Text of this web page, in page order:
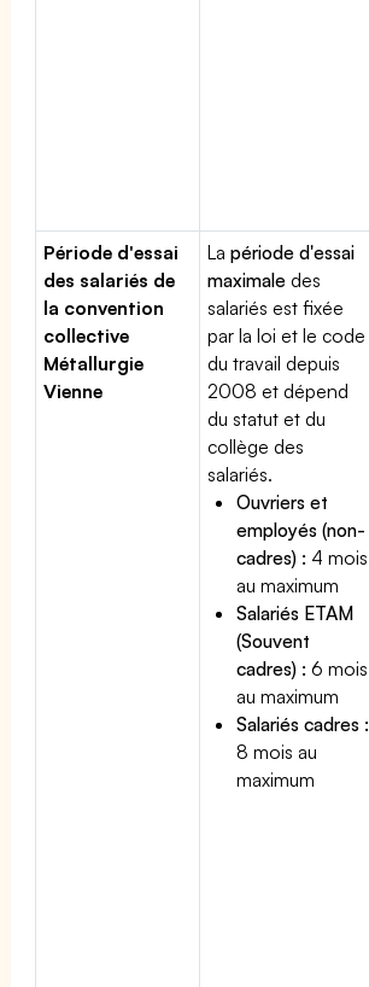
Période d'essai
des salariés de
la convention
collective
Métallurgie
Vienne
Lapériode d'essai
maximale des
salariés est fixée
par la loi et le code
du travail depuis
2008 et dépend
du statut et du
collège des
salariés.
Ouvriers et
employés (non-
cadres) : 4 mois
au maximum
Salariés ETAM
(Souvent
cadres) : 6 mois
au maximum
Salariés cadres :
8 mois au
maximum